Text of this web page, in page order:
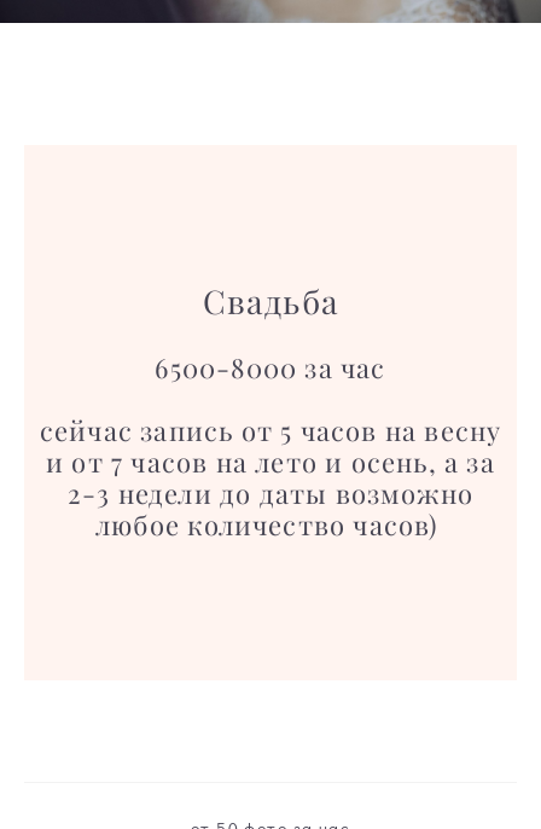
Свадьба
6500-8000 за час
сейчас запись от 5 часов на весну
и от 7 часов на лето и осень, а за
2-3 недели до даты возможно
любое количество часов)